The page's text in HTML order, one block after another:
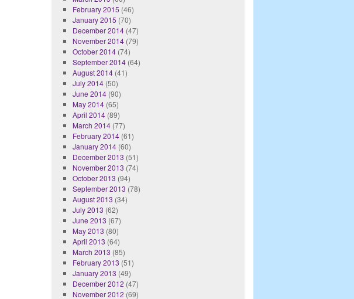
February 2015 (46)
January 2015 (70)
December 2014(47)
November 2014(79)
October 2014(74)
September 2014(64)
August 2014(41)
July 2014(50)
June 2014(90)
May 2014(65)
April 2014(89)
March 2014(77)
February 2014(61)
January 2014(60)
December 2013 (51)
November 2013 (74)
October 2013 (94)
September 2013 (78)
August 2013 (34)
July 2013 (62)
June 2013 (67)
May 2013 (80)
April 2013 (64)
March 2013 (85)
February 2013 (51)
January 2013 (49)
December 2012 (47)
November 2012 (69)